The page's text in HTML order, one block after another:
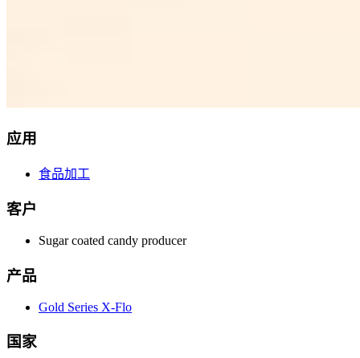
应用
食品加工
客户
Sugar coated candy producer
产品
Gold Series X-Flo
国家